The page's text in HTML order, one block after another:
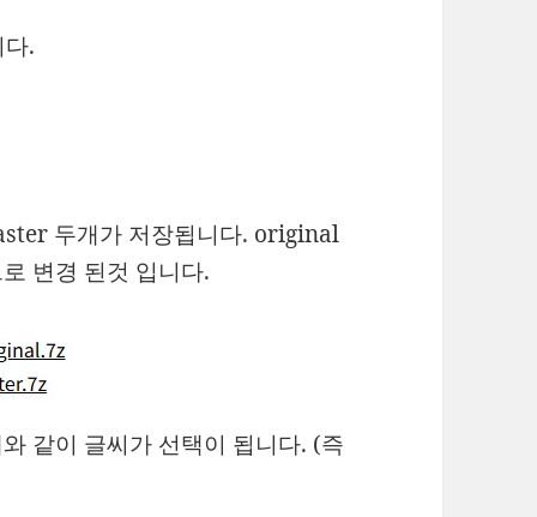
.
두개가 저장됩니다. original
변경 된것 입니다.
같이 글씨가 선택이 됩니다. (즉